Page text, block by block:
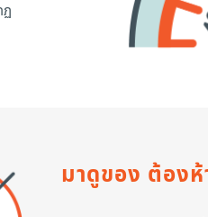
ฏ
มาดูของ ต้องห้